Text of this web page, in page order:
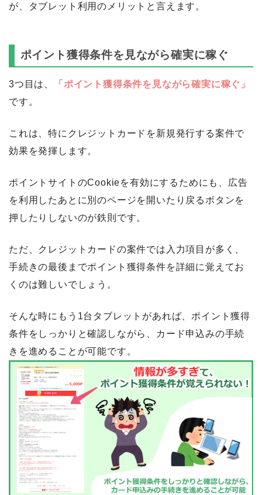
が、タブレット利用のメリットと言えます。
ポイント獲得条件を見ながら確実に稼ぐ
3つ目は、
「ポイント獲得条件を見ながら確実に稼ぐ」
です。
これは、特にクレジットカードを新規発行する案件で
効果を発揮します。
ポイントサイトのCookieを有効にするためにも、広告
を利用したあとに別のページを開いたり戻るボタンを
押したりしないのが鉄則です。
ただ、クレジットカードの案件では入力項目が多く、
手続きの最後までポイント獲得条件を詳細に覚えてお
くのは難しいでしょう。
そんな時にもう1台タブレットがあれば、ポイント獲得
条件をしっかりと確認しながら、カード申込みの手続
きを進めることが可能です。